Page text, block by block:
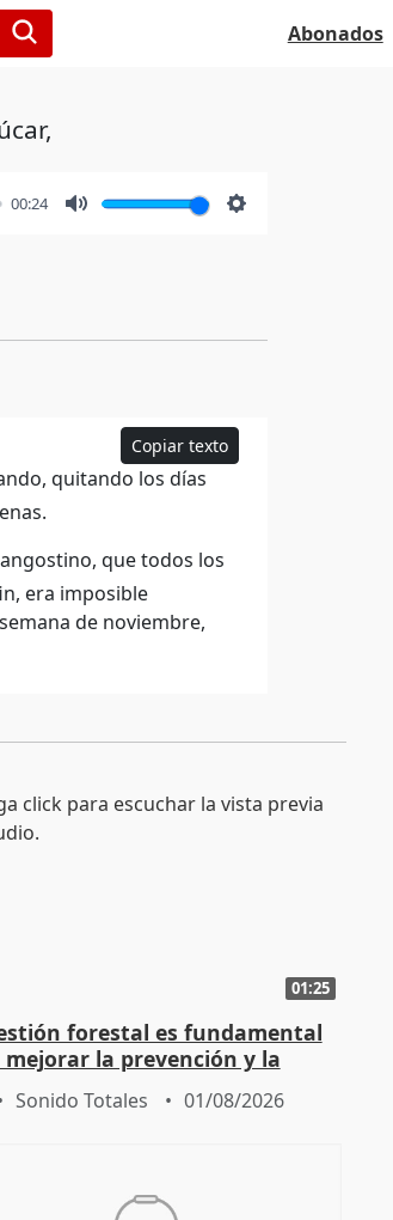
Abonados
00:24
Copiar texto
quitando los días
que todos los
era imposible
de noviembre,
01:25
forestal es fundamental
mejorar la prevención y la
frente a incendios
Sonido Totales 01/08/2026